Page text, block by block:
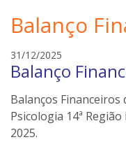
Balanço
31/12/2025
d
o
n
Balanço
Balanços Financeiros
Psicologia 14ª
2025.